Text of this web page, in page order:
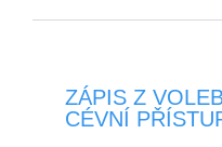
ZÁPIS Z
CÉVNÍ